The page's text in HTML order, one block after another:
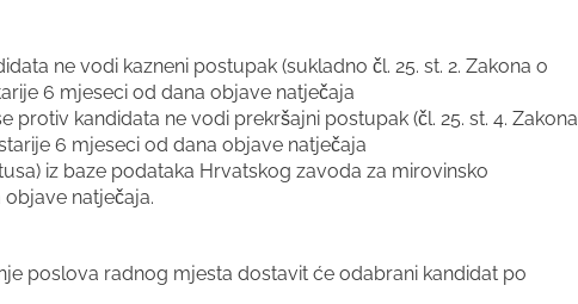
ne vodi kazneni postupak (sukladno čl. 25. st. 2. Zakona o
6 mjeseci od dana objave natječaja
kandidata ne vodi prekršajni postupak (čl. 25. st. 4. Zakona
6 mjeseci od dana objave natječaja
iz baze podataka Hrvatskog zavoda za mirovinsko
natječaja.
poslova radnog mjesta dostavit će odabrani kandidat po